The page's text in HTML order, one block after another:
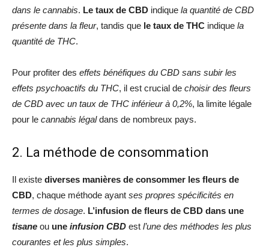
dans le cannabis. Le taux de CBD indique la quantité de CBD
présente dans la fleur, tandis que le taux de THC indique la
quantité de THC.
Pour profiter des effets bénéfiques du CBD sans subir les
effets psychoactifs du THC, il est crucial de choisir des fleurs
de CBD avec un taux de THC inférieur à 0,2%, la limite légale
pour le cannabis légaldans de nombreux pays.
2. La méthode de consommation
Il existe diverses manières de consommer les fleurs de
CBD, chaque méthode ayant ses propres spécificités en
termes de dosage. L’infusion de fleurs de CBD dans une
tisane ou une infusion CBD est l’une des méthodes les plus
courantes et les plus simples.